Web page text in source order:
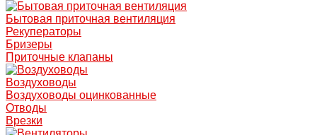
Бытовая приточная вентиляция
Рекуператоры
Бризеры
Приточные клапаны
Воздуховоды
Воздуховоды оцинкованные
Отводы
Врезки